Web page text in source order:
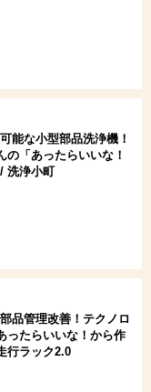
能な小型部品洗浄機！
の「あったらいいな！
洗浄小町
品管理改善！テクノロ
ったらいいな！から作
行ラック2.0